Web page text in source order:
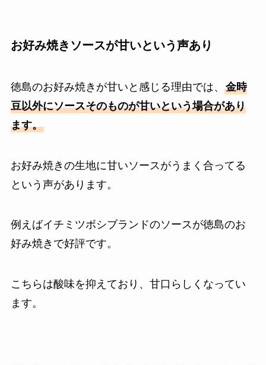
お好み焼きソースが甘いという声あり
徳島のお好み焼きが甘いと感じる理由では、 金時
豆以外にソースそのものが甘いという場合があり
ます。
お好み焼きの生地に甘いソースがうまく合ってる
という声があります。
例えばイチミツボシブランドのソースが徳島のお
好み焼きで好評です。
こちらは酸味を抑えており、甘口らしくなってい
ます。